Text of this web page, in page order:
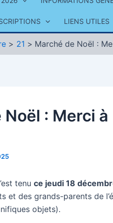
LIENS UTILES
21 Marché de Noël :
: Merci à
tenu ce jeudi 18
et des grands-parents de
objets).